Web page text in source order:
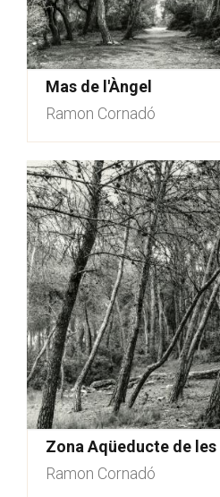
Mas de l'Àngel
Ramon Cornadó
Zona Aqüeducte de
Ramon Cornadó